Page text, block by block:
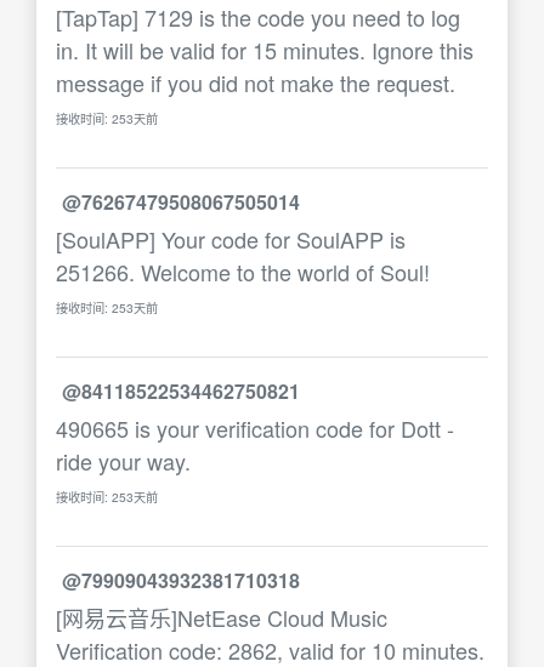
[TapTap] 7129 is the code you need to log
in. It will be valid for 15 minutes. Ignore this
message if you did not make the request.
接收时间: 253天前
@76267479508067505014
[SoulAPP] Your code for SoulAPP is
251266. Welcome to the world of Soul!
接收时间: 253天前
@84118522534462750821
490665 is your verification code for Dott -
ride your way.
接收时间: 253天前
@79909043932381710318
[网易云音乐]NetEase Cloud Music
Verification code: 2862, valid for 10 minutes.